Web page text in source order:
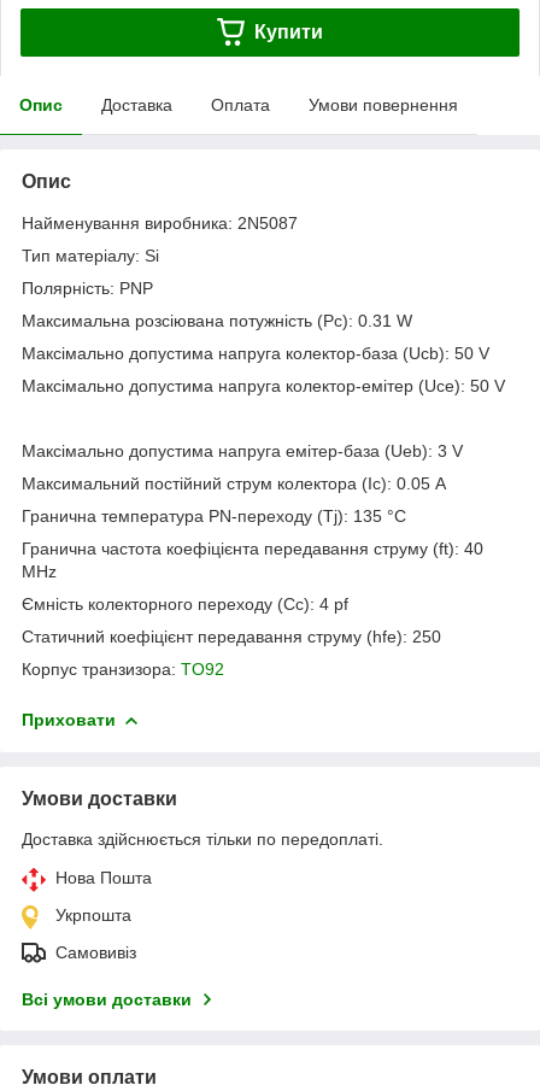
Купити
Опис Доставка Оплата Умови повернення
Опис
Найменування виробника: 2N5087
Тип матеріалу: Si
Полярність: PNP
Максимальна розсіювана потужність (Pc): 0.31 W
Максімально допустима напруга колектор-база (Ucb): 50 V
Максімально допустима напруга колектор-емітер (Uce): 50 V
Максімально допустима напруга емітер-база (Ueb): 3 V
Максимальний постійний струм колектора (Ic): 0.05 A
Гранична температура PN-переходу (Tj): 135 °C
Гранична частота коефіцієнта передавання струму (ft): 40
MHz
Ємність колекторного переходу (Cc): 4 pf
Статичний коефіцієнт передавання струму (hfe): 250
Корпус транзизора: TO92
Приховати
Умови доставки
Доставка здійснюється тільки по передоплаті.
Нова Пошта
Укрпошта
Самовивіз
Всі умови доставки
Умови оплати